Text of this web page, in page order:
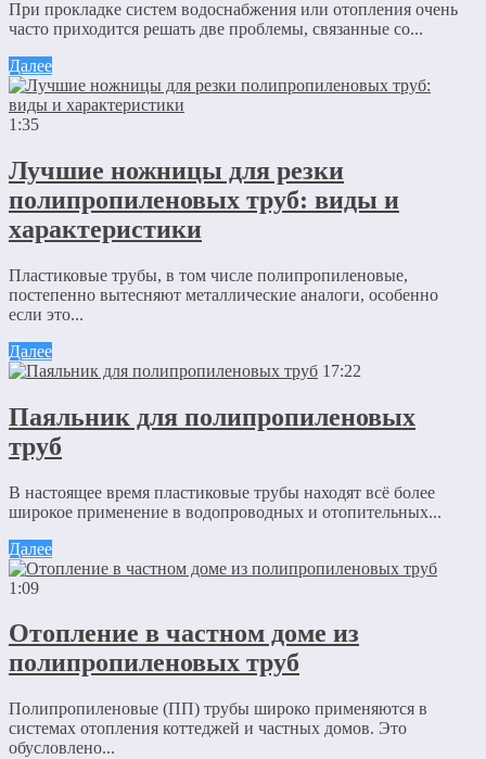
При прокладке систем водоснабжения или отопления очень
часто приходится решать две проблемы, связанные со...
Далее
1:35
Лучшие ножницы для резки
полипропиленовых труб: виды и
характеристики
Пластиковые трубы, в том числе полипропиленовые,
постепенно вытесняют металлические аналоги, особенно
если это...
Далее
17:22
Паяльник для полипропиленовых
труб
В настоящее время пластиковые трубы находят всё более
широкое применение в водопроводных и отопительных...
Далее
1:09
Отопление в частном доме из
полипропиленовых труб
Полипропиленовые (ПП) трубы широко применяются в
системах отопления коттеджей и частных домов. Это
обусловлено...